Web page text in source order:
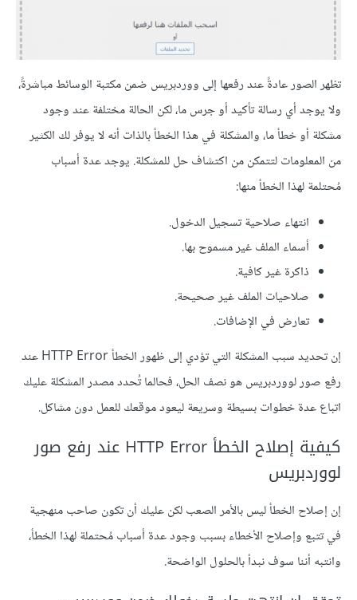
تظهر الصور عادةً عند رفعها إلى ووردبريس ضمن مكتبة الوسائط مباشرةً،
ولا يوجد أي رسالة تأكيد أو جرس ما، لكن الحالة مختلفة عند وجود
مشكلة أو خطأ ما، والمشكلة في هذا الخطأ بالذات أنه لا يوفر لك الكثير
من المعلومات لتتمكن من اكتشاف حل للمشكلة. يوجد عدة أسباب
مُحتلمة لهذا الخطأ منها:
انتهاء صلاحية تسجيل الدخول.
أسماء الملف غير مسموح بها.
ذاكرة غير كافية.
صلاحيات الملف غير صحيحة.
تعارض في الإضافات.
إن تحديد سبب المشكلة التي تؤدي إلى ظهور الخطأ HTTP Error عند
رفع صور لووردبريس هو نصف الحل، فحالما تُحدد مصدر المشكلة عليك
اتباع عدة خطوات بسيطة وسريعة ليعود موقعك للعمل دون مشاكل.
كيفية إصلاح الخطأ HTTP Error عند رفع صور
لووردبريس
إن إصلاح الخطأ ليس بالأمر الصعب لكن عليك أن تكون صاحب منهجية
في تتبع وإصلاح الأخطاء بسبب وجود عدة أسباب مُحتملة لهذا الخطأ،
وانتبه أننا سوف نبدأ بالحلول الواضحة.